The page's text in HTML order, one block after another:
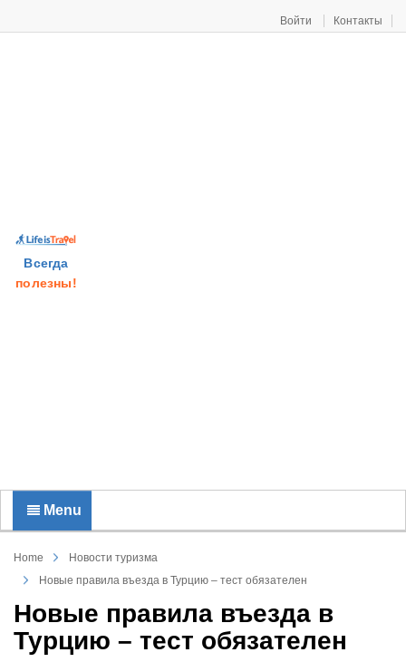
Войти Контакты
Всегда
полезны!
Menu
Home
Новости туризма
Новые правила въезда в Турцию – тест обязателен
Новые правила въезда в
Турцию – тест обязателен